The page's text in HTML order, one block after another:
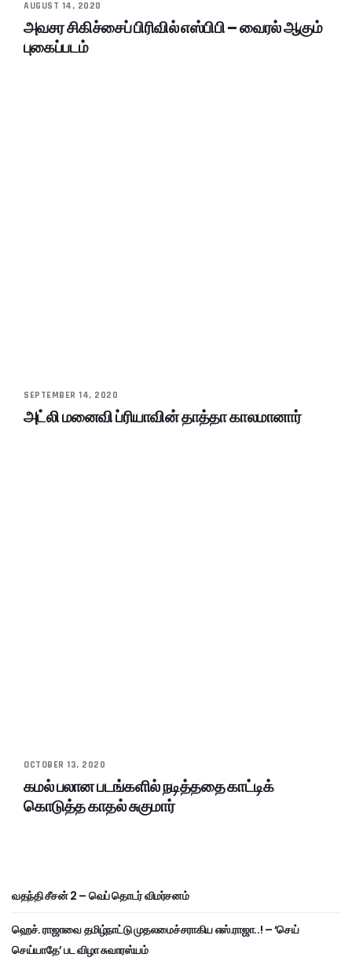
AUGUST 14, 2020
அவசர சிகிச்சைப் பிரிவில் எஸ்பிபி – வைரல் ஆகும்
புகைப்படம்
SEPTEMBER 14, 2020
அட்லி மனைவி ப்ரியாவின் தாத்தா காலமானார்
OCTOBER 13, 2020
கமல் பலான படங்களில் நடித்ததை காட்டிக்
கொடுத்த காதல் சுகுமார்
வதந்தி சீசன் 2 – வெப் தொடர் விமர்சனம்
ஹெச். ராஜாவை தமிழ்நாட்டு முதலமைச்சராகிய எஸ்.ராஜா..! – ‘செய்
செய்யாதே’ பட விழா சுவாரஸ்யம்